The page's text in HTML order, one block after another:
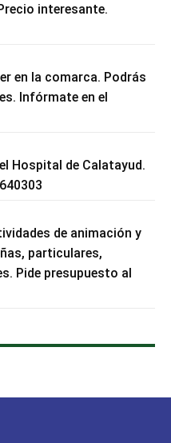
interesante.
en la comarca. Podrás
Infórmate en el
Hospital de Calatayud.
de animación y
particulares,
Pide presupuesto al